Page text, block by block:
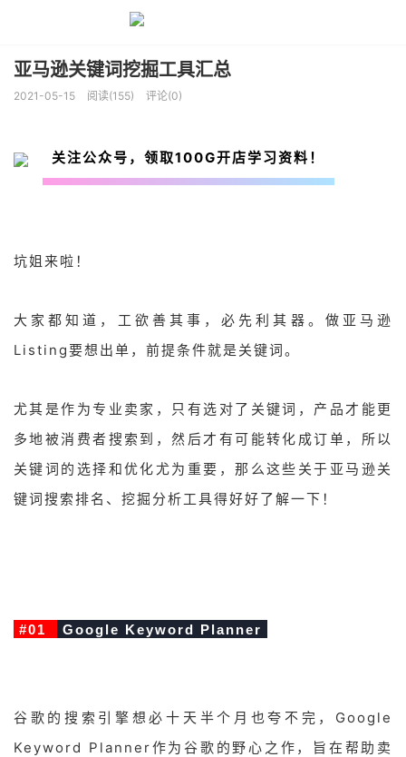
亚马逊关键词挖掘工具汇总
2021-05-15 阅读(155) 评论(0)
关注公众号，领取100G开店学习资料！
坑姐来啦！
大家都知道，工欲善其事，必先利其器。做亚马逊
Listing要想出单，前提条件就是关键词。
尤其是作为专业卖家，只有选对了关键词，产品才能更
多地被消费者搜索到，然后才有可能转化成订单，所以
关键词的选择和优化尤为重要，那么这些关于亚马逊关
键词搜索排名、挖掘分析工具得好好了解一下！
#01 Google Keyword Planner
谷歌的搜索引擎想必十天半个月也夸不完，Google
Keyword Planner作为谷歌的野心之作，旨在帮助卖